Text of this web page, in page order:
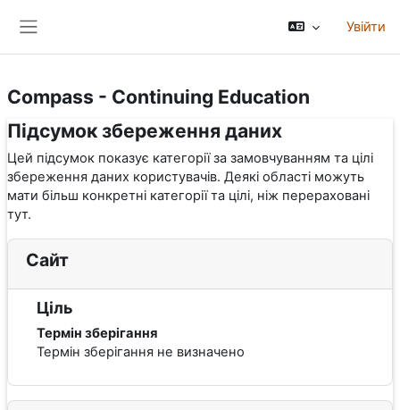
Увійти
Compass - Continuing Education
Підсумок збереження даних
Цей підсумок показує категорії за замовчуванням та цілі
збереження даних користувачів. Деякі області можуть
мати більш конкретні категорії та цілі, ніж перераховані
тут.
Сайт
Ціль
Термін зберігання
Термін зберігання не визначено